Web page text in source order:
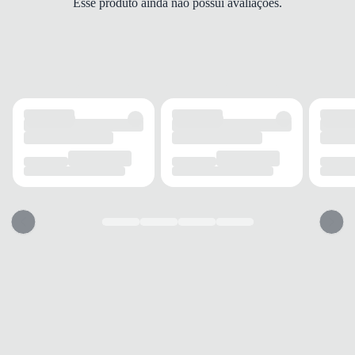
SOLADO
Borracha
ADERÊNCIA
Alta
Médio
CANO
Esse produto ainda não possui avaliações.